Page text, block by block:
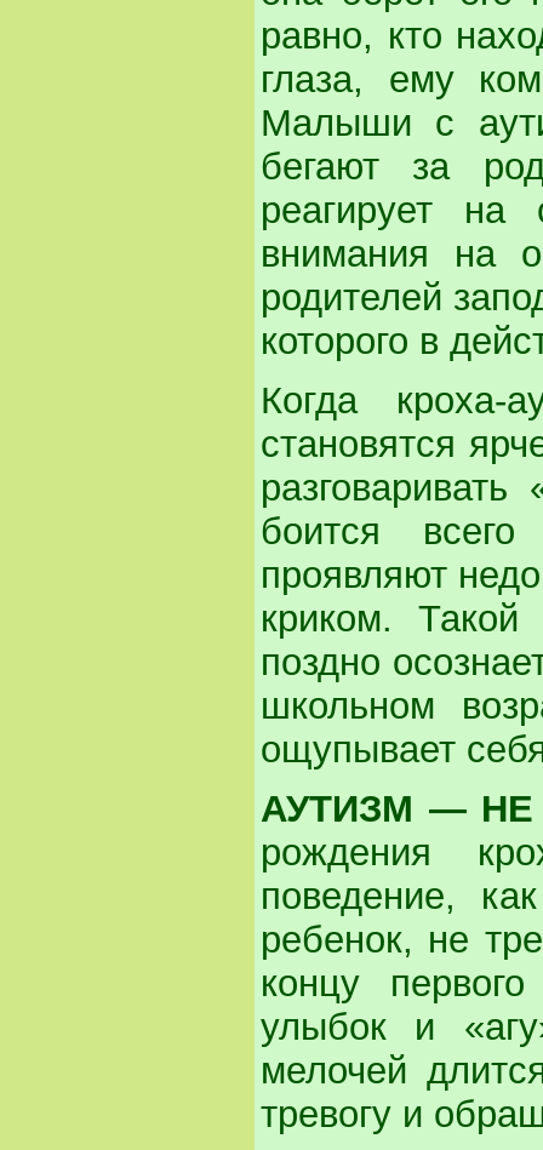
равно, кто
глаза, ему
Малыши с
бегают за
реагирует
внимания на
родителей
которого в
Когда кроха-
становятся
боится
проявляют
криком.
поздно
школьном
ощупывает
АУТИЗМ — НЕ
рождения
поведение,
ребенок, не
концу
улыбок и
мелочей
тревогу и